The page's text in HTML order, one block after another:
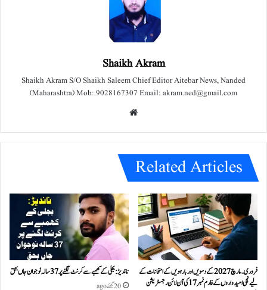
Shaikh Akram
Shaikh Akram S/O Shaikh Saleem Chief Editor Aitebar News, Nanded
(Maharashtra) Mob: 9028167307 Email: akram.ned@gmail.com
e
Related Articles
فروری۔مارچ 2027 کے دسویں اور بارہویں کے امتحانات کے
لیے نجی امیدواروں کے فارم نمبر 17 کی آن لائن رجسٹریشن
ناندیڑ: بجلی کے کھمبے سے کرنٹ لگنے پر 37 سالہ نوجوان جاں بحق
20 گھنٹے ago